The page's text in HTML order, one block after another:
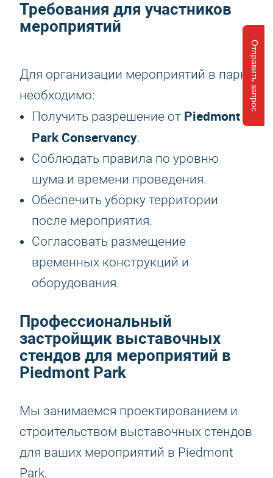
Отправить запрос
Требования для участников
мероприятий
Для организации мероприятий в парке
необходимо:
Получить разрешение от Piedmont
Park Conservancy.
Соблюдать правила по уровню
шума и времени проведения.
Обеспечить уборку территории
после мероприятия.
Согласовать размещение
временных конструкций и
оборудования.
Профессиональный
застройщик выставочных
стендов для мероприятий в
Piedmont Park
Мы занимаемся проектированием и
строительством выставочных стендов
для ваших мероприятий в Piedmont
Park.